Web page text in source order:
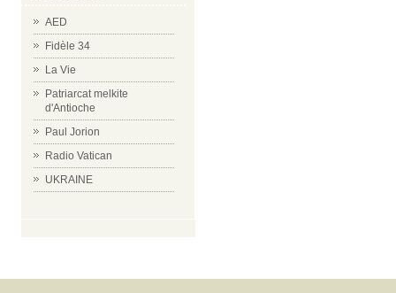
AED
Fidèle 34
La Vie
Patriarcat melkite
d'Antioche
Paul Jorion
Radio Vatican
UKRAINE